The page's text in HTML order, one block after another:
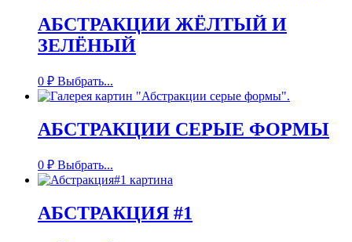
АБСТРАКЦИИ ЖЁЛТЫЙ И
ЗЕЛЁНЫЙ
0 ₽ Выбрать...
АБСТРАКЦИИ СЕРЫЕ ФОРМЫ
0 ₽ Выбрать...
АБСТРАКЦИЯ #1